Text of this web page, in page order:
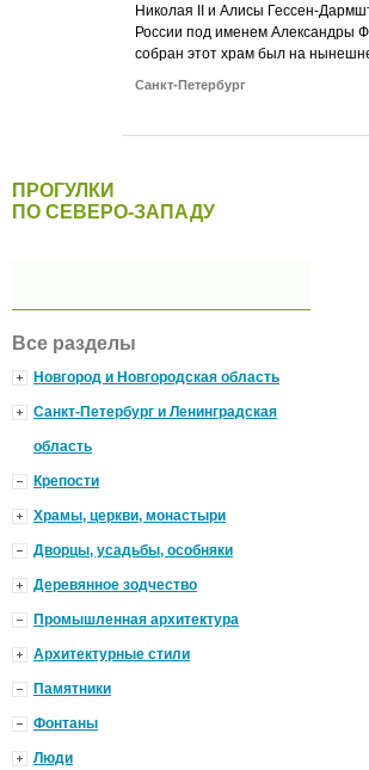
Николая II и Алисы Гессен-
России под именем Александры
собран этот храм был на
Санкт-Петербург
ПРОГУЛКИ
ПО СЕВЕРО-ЗАПАДУ
Все разделы
Новгород и Новгородская область
Санкт-Петербург и Ленинградская
область
Крепости
Храмы, церкви, монастыри
Дворцы, усадьбы, особняки
Деревянное зодчество
Промышленная архитектура
Архитектурные стили
Памятники
Фонтаны
Люди